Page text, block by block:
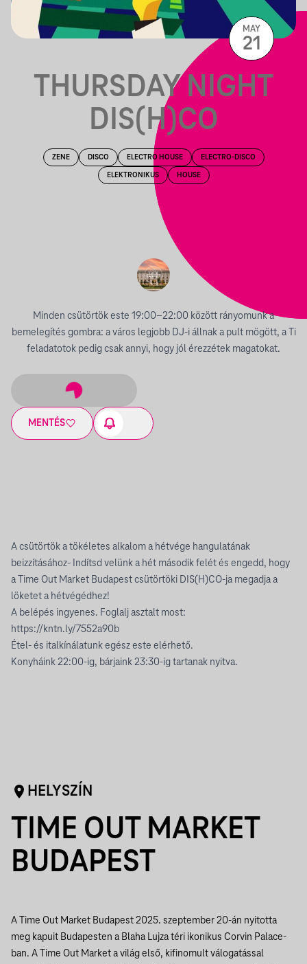
THURSDAY NIGHT
DIS(H)CO
ZENE DISCO ELECTRO HOUSE ELECTRO-DISCO
ELEKTRONIKUS HOUSE
Minden csütörtök este 19:00–22:00 között rányomunk a
bemelegítés gombra: a város legjobb DJ-i állnak a pult mögött, a Ti
feladatotok pedig csak annyi, hogy jól érezzétek magatokat.
MENTÉS
MAY
21
A csütörtök a tökéletes alkalom a hétvége hangulatának
beizzításához- Indítsd velünk a hét második felét és engedd, hogy
a Time Out Market Budapest csütörtöki DIS(H)CO-ja megadja a
löketet a hétvégédhez!
A belépés ingyenes. Foglalj asztalt most:
https://kntn.ly/7552a90b
Étel- és italkínálatunk egész este elérhető.
Konyháink 22:00-ig, bárjaink 23:30-ig tartanak nyitva.
HELYSZÍN
TIME OUT MARKET
BUDAPEST
A Time Out Market Budapest 2025. szeptember 20-án nyitotta
meg kapuit Budapesten a Blaha Lujza téri ikonikus Corvin Palace-
ban. A Time Out Market a világ első, kifinomult válogatással